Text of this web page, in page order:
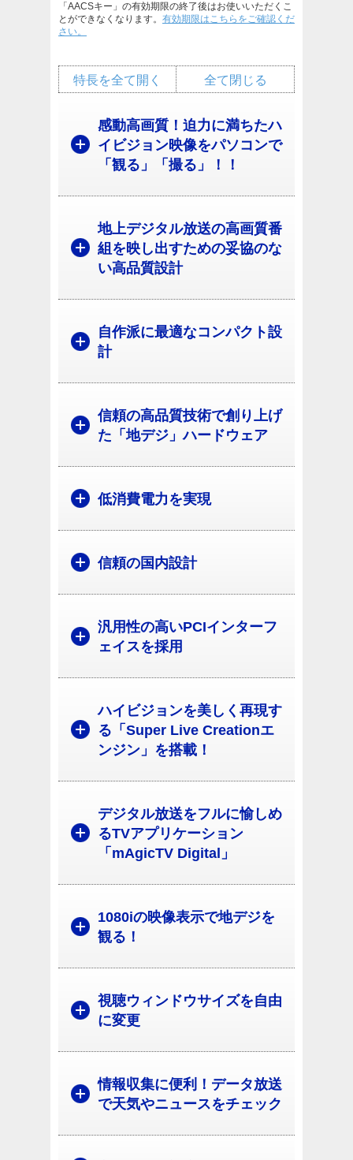
「AACSキー」の有効期限の終了後はお使いいただくこ
とができなくなります。 有効期限はこちらをご確認くだ
さい。
全て閉じる
特長を全て開く
感動高画質！迫力に満ちたハ
イビジョン映像をパソコンで
「観る」「撮る」！！
地上デジタル放送の高画質番
組を映し出すための妥協のな
い高品質設計
自作派に最適なコンパクト設
計
信頼の高品質技術で創り上げ
た「地デジ」ハードウェア
低消費電力を実現
信頼の国内設計
汎用性の高いPCIインターフ
ェイスを採用
ハイビジョンを美しく再現す
る「Super Live Creationエ
ンジン」を搭載！
デジタル放送をフルに愉しめ
るTVアプリケーション
「mAgicTV Digital」
1080iの映像表示で地デジを
観る！
視聴ウィンドウサイズを自由
に変更
情報収集に便利！データ放送
で天気やニュースをチェック